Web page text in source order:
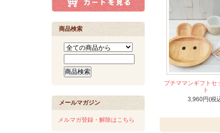
商品検索
メールマガジン
メルマガ登録・解除はこちら
プチママンギフトセ
ト
3,960円(税